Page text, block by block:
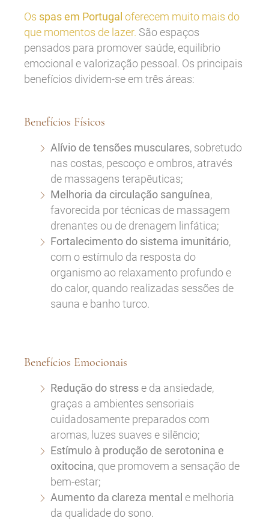
Os spas em Portugal oferecem muito mais do
que momentos de lazer. São espaços
pensados para promover saúde, equilíbrio
emocional e valorização pessoal. Os principais
benefícios dividem-se em três áreas:
Benefícios Físicos
Alívio de tensões musculares, sobretudo
nas costas, pescoço e ombros, através
de massagens terapêuticas;
Melhoria da circulação sanguínea,
favorecida por técnicas de massagem
drenantes ou de drenagem linfática;
Fortalecimento do sistema imunitário,
com o estímulo da resposta do
organismo ao relaxamento profundo e
do calor, quando realizadas sessões de
sauna e banho turco.
Benefícios Emocionais
Redução do stress e da ansiedade,
graças a ambientes sensoriais
cuidadosamente preparados com
aromas, luzes suaves e silêncio;
Estímulo à produção de serotonina e
oxitocina, que promovem a sensação de
bem-estar;
Aumento da clareza mental e melhoria
da qualidade do sono.